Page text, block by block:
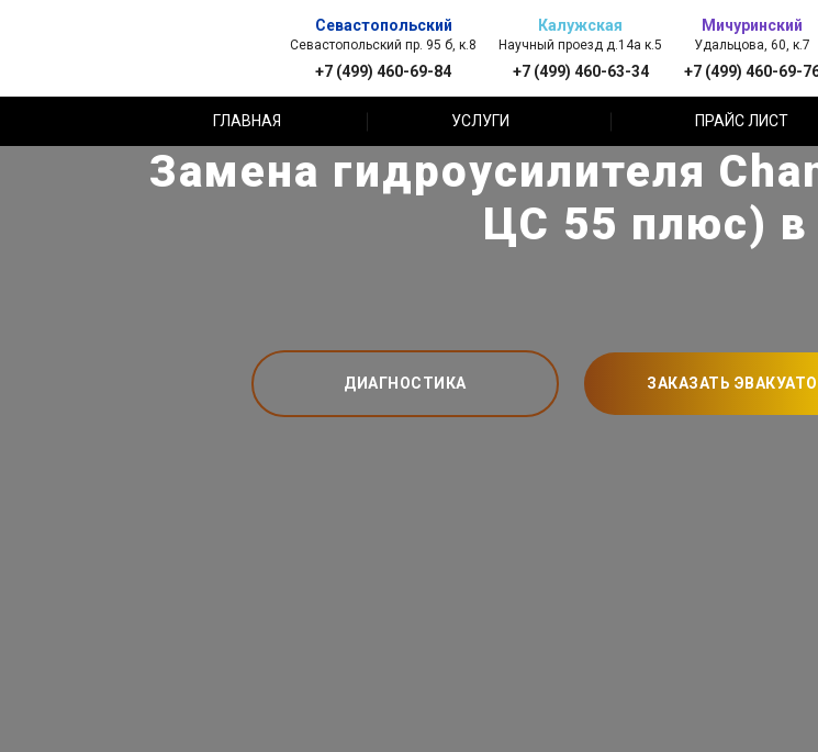
Севастопольский
Севастопольский пр. 95 б, к.8
+7 (499) 460-69-84
Калужская
Научный проезд д.14а к.5
+7 (499) 460-63-34
Мичуринский
Удальцова, 60, к.7
+7 (499) 460-69-
ГЛАВНАЯ УСЛУГИ ПРАЙС ЛИСТ
Замена гидроусилителя
ЦС 55 плюс) в
ДИАГНОСТИКА ЗАКАЗАТЬ